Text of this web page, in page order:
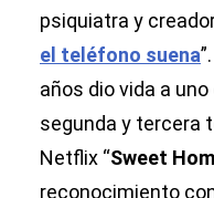
psiquiatra y
el teléfono suena
años dio vida a
segunda y tercera
Netflix “Sweet
reconocimiento